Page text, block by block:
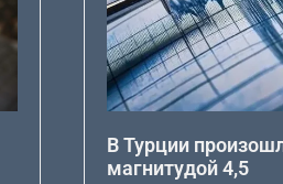
В Турции
магнитудой 4,5